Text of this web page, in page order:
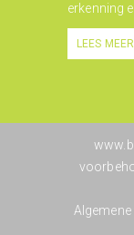
erkenning
LEES MEER